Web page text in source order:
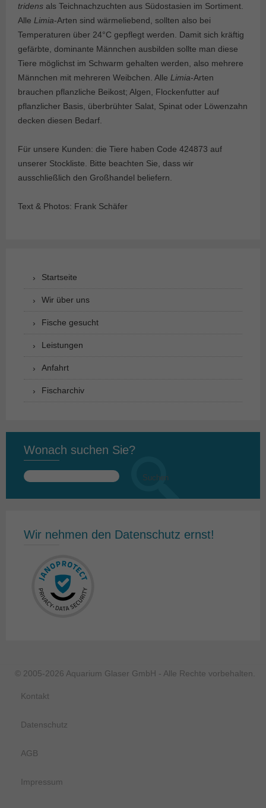
tridens als Teichnachzuchten aus Südostasien im Sortiment.
Alle Limia-Arten sind wärmeliebend, sollten also bei
Temperaturen über 24°C gepflegt werden. Damit sich kräftig
gefärbte, dominante Männchen ausbilden sollte man diese
Tiere möglichst im Schwarm gehalten werden, also mehrere
Männchen mit mehreren Weibchen. Alle Limia-Arten
brauchen pflanzliche Beikost; Algen, Flockenfutter auf
pflanzlicher Basis, überbrühter Salat, Spinat oder Löwenzahn
decken diesen Bedarf.
Für unsere Kunden: die Tiere haben Code 424873 auf
unserer Stockliste. Bitte beachten Sie, dass wir
ausschließlich den Großhandel beliefern.
Text & Photos: Frank Schäfer
Startseite
Wir über uns
Fische gesucht
Leistungen
Anfahrt
Fischarchiv
Wonach suchen Sie?
Suchen
Wir nehmen den Datenschutz ernst!
© 2005-2026 Aquarium Glaser GmbH - Alle Rechte vorbehalten.
Kontakt
Datenschutz
AGB
Impressum